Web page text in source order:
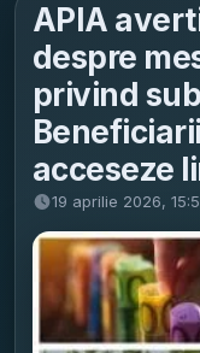
APIA
despre
privind
acceseze
19 aprilie 2026,